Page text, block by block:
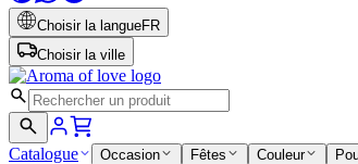
Choisir la langueFR
Choisir la ville
Catalogue Occasion Fêtes Couleur